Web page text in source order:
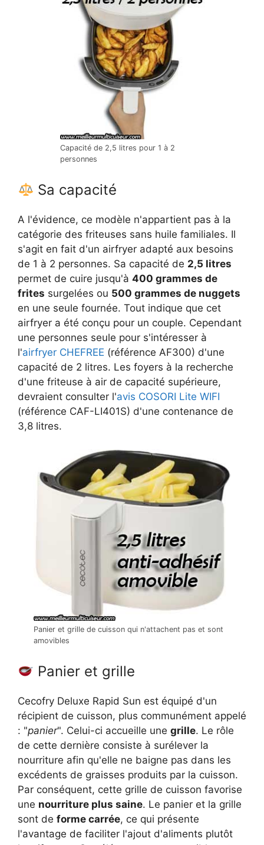
Capacité de 2,5 litres pour 1 à 2
personnes
Sa capacité
A l'évidence, ce modèle n'appartient pas à la
catégorie des friteuses sans huile familiales. Il
s'agit en fait d'un airfryer adapté aux besoins
de 1 à 2 personnes. Sa capacité de 2,5 litres
permet de cuire jusqu'à 400 grammes de
frites surgelées ou 500 grammes de nuggets
en une seule fournée. Tout indique que cet
airfryer a été conçu pour un couple. Cependant
une personnes seule pour s'intéresser à
l'airfryer CHEFREE (référence AF300) d'une
capacité de 2 litres. Les foyers à la recherche
d'une friteuse à air de capacité supérieure,
devraient consulter l'avis COSORI Lite WIFI
(référence CAF-LI401S) d'une contenance de
3,8 litres.
Panier et grille de cuisson qui n'attachent pas et sont
amovibles
Panier et grille
Cecofry Deluxe Rapid Sun est équipé d'un
récipient de cuisson, plus communément appelé
: "panier". Celui-ci accueille une grille. Le rôle
de cette dernière consiste à surélever la
nourriture afin qu'elle ne baigne pas dans les
excédents de graisses produits par la cuisson.
Par conséquent, cette grille de cuisson favorise
une nourriture plus saine. Le panier et la grille
sont de forme carrée, ce qui présente
l'avantage de faciliter l'ajout d'aliments plutôt